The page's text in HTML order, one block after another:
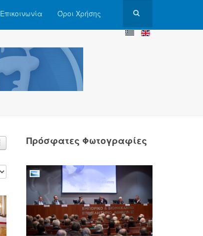
Επικοινωνία Όροι Χρήσης
Πρόσφατες Φωτογραφίες